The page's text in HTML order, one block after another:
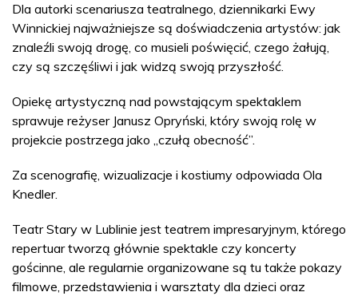
Dla autorki scenariusza teatralnego, dziennikarki Ewy
Winnickiej najważniejsze są doświadczenia artystów: jak
znaleźli swoją drogę, co musieli poświęcić, czego żałują,
czy są szczęśliwi i jak widzą swoją przyszłość.
Opiekę artystyczną nad powstającym spektaklem
sprawuje reżyser Janusz Opryński, który swoją rolę w
projekcie postrzega jako „czułą obecność”.
Za scenografię, wizualizacje i kostiumy odpowiada Ola
Knedler.
Teatr Stary w Lublinie jest teatrem impresaryjnym, którego
repertuar tworzą głównie spektakle czy koncerty
gościnne, ale regularnie organizowane są tu także pokazy
filmowe, przedstawienia i warsztaty dla dzieci oraz